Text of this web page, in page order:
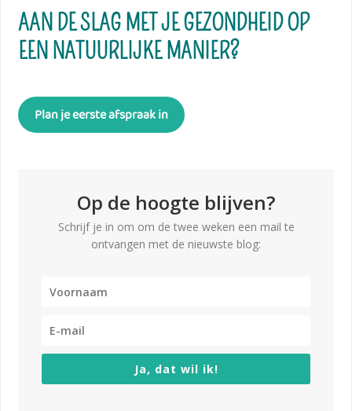
AAN DE SLAG MET JE GEZONDHEID OP
EEN NATUURLIJKE MANIER?
Plan je eerste afspraak in
Op de hoogte blijven?
Schrijf je in om om de twee weken een mail te
ontvangen met de nieuwste blog:
Ja, dat wil ik!